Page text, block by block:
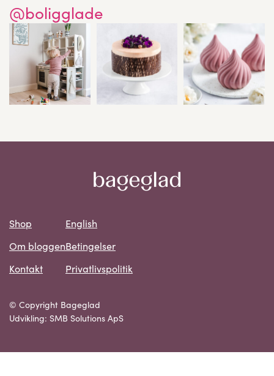
@boligglade
Shop
Om bloggen
Kontakt
English
Betingelser
Privatlivspolitik
© Copyright Bageglad
Udvikling: SMB Solutions ApS